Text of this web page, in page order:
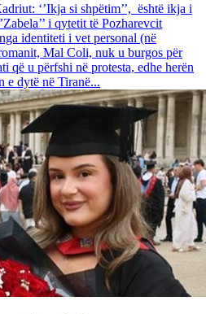
‘’Ikja si shpëtim’’, është ikja i
i qytetit të Pozharevcit
identiteti i vet personal (në
Mal Coli, nuk u burgos për
që u përfshi në protesta, edhe herën
e dytë në Tiranë...